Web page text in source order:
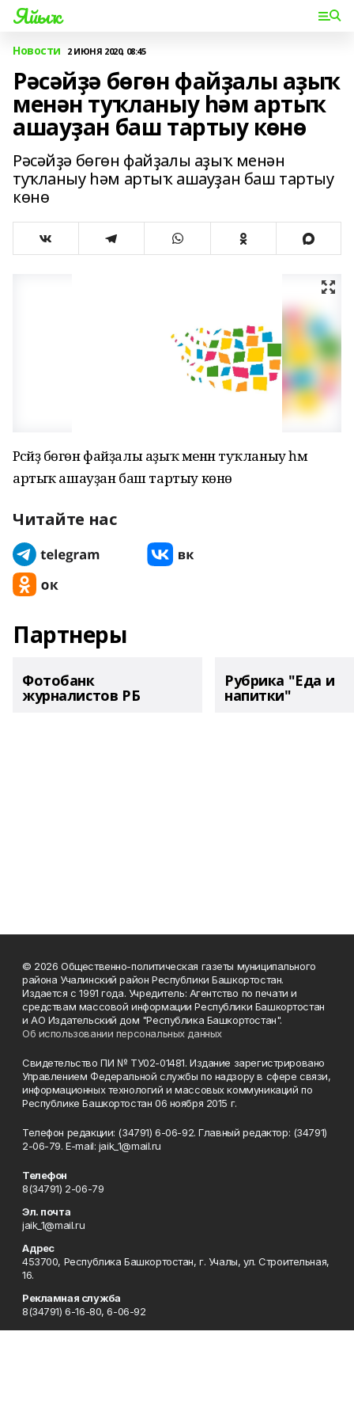
Яйыҡ
Новости 2 ИЮНЯ 2020, 08:45
Рәсәйҙә бөгөн файҙалы аҙыҡ
менән туҡланыу һәм артыҡ
ашауҙан баш тартыу көнө
Рәсәйҙә бөгөн файҙалы аҙыҡ менән
туҡланыу һәм артыҡ ашауҙан баш тартыу
көнө
Рәсәйҙә бөгөн файҙалы аҙыҡ менән туҡланыу һәм
артыҡ ашауҙан баш тартыу көнө
Читайте нас
Партнеры
Фотобанк
журналистов РБ
Рубрика "Еда и
напитки"
© 2026 Общественно-политическая газеты муниципального
района Учалинский район Республики Башкортостан.
Издается с 1991 года. Учредитель: Агентство по печати и
средствам массовой информации Республики Башкортостан
и АО Издательский дом "Республика Башкортостан".
Об использовании персональных данных
Свидетельство ПИ № ТУ02-01481. Издание зарегистрировано
Управлением Федеральной службы по надзору в сфере связи,
информационных технологий и массовых коммуникаций по
Республике Башкортостан 06 ноября 2015 г.
Телефон редакции: (34791) 6-06-92. Главный редактор: (34791)
2-06-79. Е-mаil: jaik_1@mail.ru
Телефон
8(34791) 2-06-79
Эл. почта
jaik_1@mail.ru
Адрес
453700, Республика Башкортостан, г. Учалы, ул. Строительная,
16.
Рекламная служба
8(34791) 6-16-80, 6-06-92
Редакция